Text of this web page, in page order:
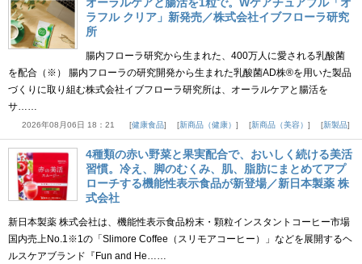
ラフル クリア」新発売／株式会社イブフローラ研究
所
腸内フローラ研究から生まれた、400万人に愛される乳酸菌
を配合（※） 腸内フローラの研究開発から生まれた乳酸菌AD株®を用いた製品
づくりに取り組む株式会社イブフローラ研究所は、オーラルケアと腸活を
サ……
2026年08月06日 18：21 健康食品 新商品（健康） 新商品（美容） 新製品
4種類の赤い野菜と果実配合で、おいしく続ける美活
習慣。冷え、脚のむくみ、肌、脂肪にまとめてアプ
ローチする機能性表示食品が新登場／新日本製薬 株
式会社
新日本製薬 株式会社は、機能性表示食品粉末・顆粒インスタントコーヒー市場
国内売上No.1※1の「Slimore Coffee（スリモアコーヒー）」などを展開するヘ
ルスケアブランド『Fun and He……